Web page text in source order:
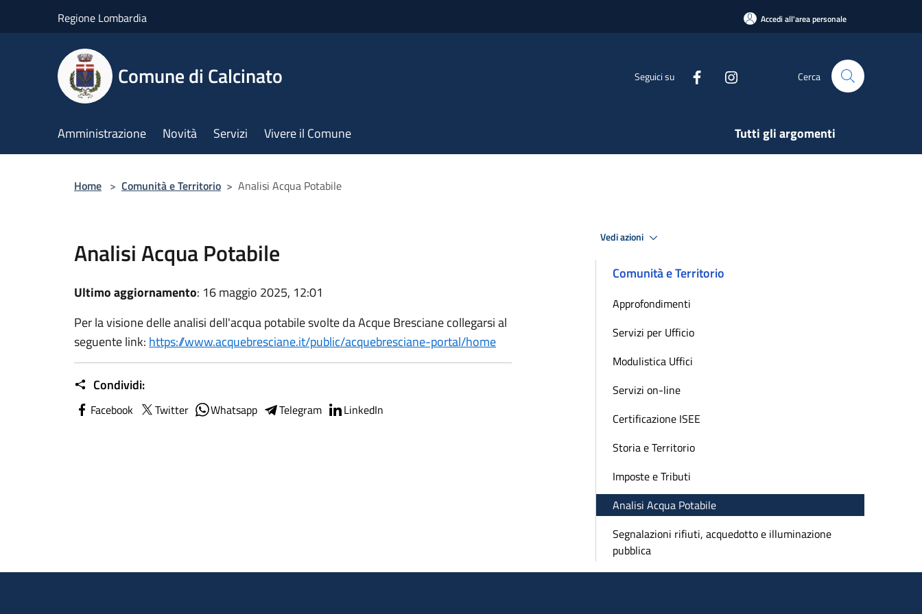
Regione Lombardia Accedi all'area personale
Comune di Calcinato Seguici su Cerca
Amministrazione Novità Servizi Vivere il Comune Tutti gli argomenti
Home > Comunità e Territorio > Analisi Acqua Potabile
Analisi Acqua Potabile
Ultimo aggiornamento: 16 maggio 2025, 12:01
Per la visione delle analisi dell'acqua potabile svolte da Acque Bresciane collegarsi al
seguente link: https://www.acquebresciane.it/public/acquebresciane-portal/home
Condividi:
Facebook Twitter Whatsapp Telegram LinkedIn
Vedi azioni
Comunità e Territorio
Approfondimenti
Servizi per Ufficio
Modulistica Uffici
Servizi on-line
Certificazione ISEE
Storia e Territorio
Imposte e Tributi
Analisi Acqua Potabile
Segnalazioni rifiuti, acquedotto e illuminazione
pubblica